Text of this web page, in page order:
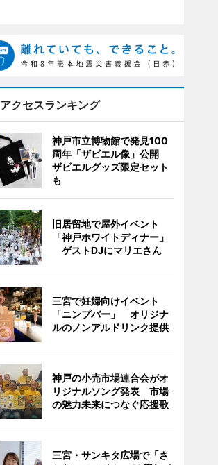
アクセスランキング
神戸市立博物館で発見100
周年「ザビエル像」公開
ザビエルグッズ限定セット
も
旧居留地で屋外イベント
「神戸ホワイトディナー」
ゲストDJにマリエさん
三宮で妊婦向けイベント
「ニンプバー」 オリジナ
ルのノンアルドリンク提供
神戸の小売市場連合会がオ
リジナルソング発表 市場
の魅力未来につなぐ応援歌
三宮・サンキタ広場で「さ